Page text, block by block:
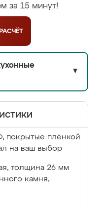
за 15 минут!
РАСЧЁТ
▼
покрытые плёнкой
на ваш выбор
толщина 26 мм
камня,